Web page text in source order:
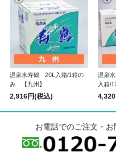
温泉水寿鶴 20L入箱/1箱の
み 【九州】
2,916円(税込)
温泉
入箱/
お電話でのご注文・